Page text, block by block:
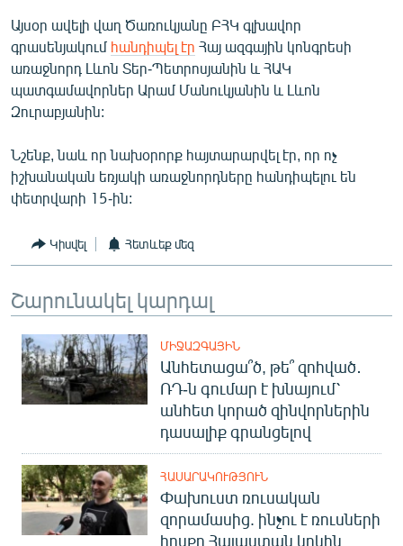
Русский
ՀԵՏԵՎԵՔ ՄԵԶ
Այսօր ավելի վաղ Ծառուկյանը ԲՀԿ գլխավոր
գրասենյակում հանդիպել էր Հայ ազգային կոնգրեսի
առաջնորդ Լևոն Տեր-Պետրոսյանին և ՀԱԿ
պատգամավորներ Արամ Մանուկյանին և Լևոն
Զուրաբյանին:
Նշենք, նաև որ նախօրորք հայտարարվել էր, որ ոչ
իշխանական եռյակի առաջնորդները հանդիպելու են
փետրվարի 15-ին:
Կիսվել Հետևեք մեզ
Շարունակել կարդալ
ՄԻՋԱԶԳԱՅԻՆ
Անհետացա՞ծ, թե՞ զոհված․
ՌԴ-ն գումար է խնայում՝
անհետ կորած զինվորներին
դասալիք գրանցելով
ՀԱՍԱՐԱԿՈՒԹՅՈՒՆ
Փախուստ ռուսական
զորամասից. ինչու է ռուսների
հոսքը Հայաստան կրկին